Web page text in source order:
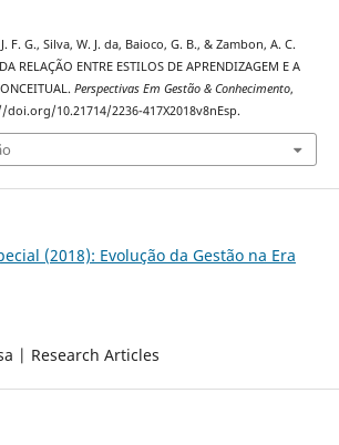
F. G., Silva, W. J. da, Baioco, G. B., & Zambon, A. C.
RELAÇÃO ENTRE ESTILOS DE APRENDIZAGEM E A
Perspectivas Em Gestão & Conhecimento,
doi.org/10.21714/2236-417X2018v8nEsp.
(2018): Evolução da Gestão na Era
| Research Articles